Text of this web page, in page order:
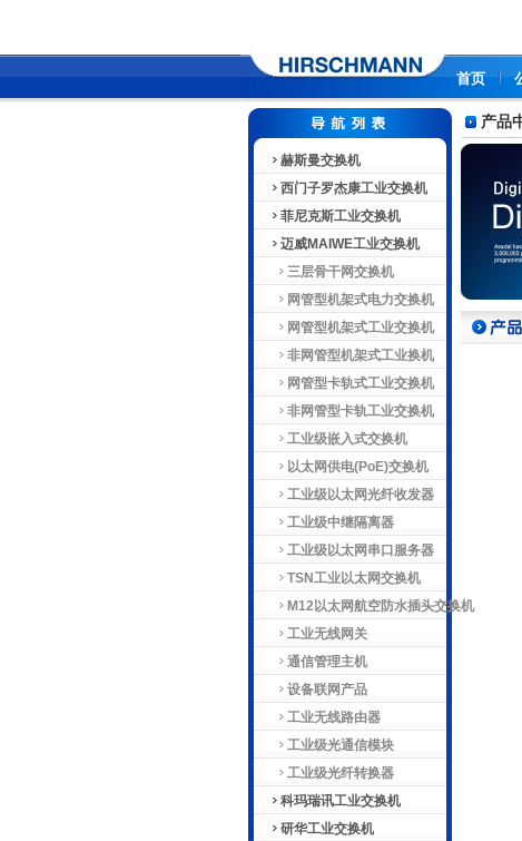
首页
赫斯曼交换机
西门子罗杰康工业交换机
菲尼克斯工业交换机
迈威MAIWE工业交换机
三层骨干网交换机
网管型机架式电力交换机
网管型机架式工业交换机
非网管型机架式工业换机
网管型卡轨式工业交换机
非网管型卡轨工业交换机
工业级嵌入式交换机
以太网供电(PoE)交换机
工业级以太网光纤收发器
工业级中继隔离器
工业级以太网串口服务器
TSN工业以太网交换机
M12以太网航空防水插头交换机
工业无线网关
通信管理主机
设备联网产品
工业无线路由器
工业级光通信模块
工业级光纤转换器
科玛瑞讯工业交换机
研华工业交换机
产品